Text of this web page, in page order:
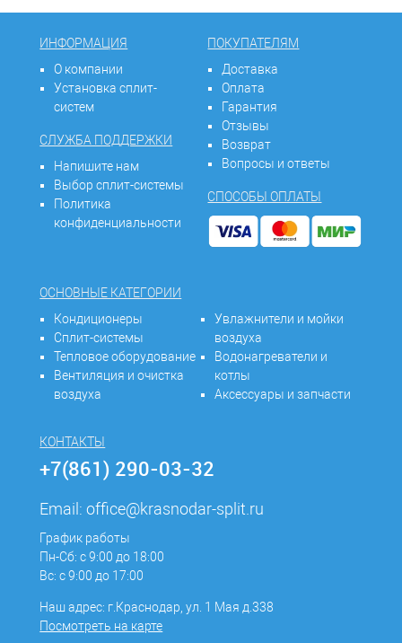
ИНФОРМАЦИЯ
О компании
Установка сплит-
систем
СЛУЖБА ПОДДЕРЖКИ
Напишите нам
Выбор сплит-системы
Политика
конфиденциальности
ПОКУПАТЕЛЯМ
Доставка
Оплата
Гарантия
Отзывы
Возврат
Вопросы и ответы
СПОСОБЫ ОПЛАТЫ
ОСНОВНЫЕ КАТЕГОРИИ
Кондиционеры
Сплит-системы
Тепловое оборудование
Вентиляция и очистка
воздуха
Увлажнители и мойки
воздуха
Водонагреватели и
котлы
Аксессуары и запчасти
КОНТАКТЫ
+7(861) 290-03-32
Email:office@krasnodar-split.ru
График работы
Пн-Сб: с 9:00 до 18:00
Вс: с 9:00 до 17:00
Наш адрес: г.Краснодар, ул. 1 Мая д.338
Посмотреть на карте